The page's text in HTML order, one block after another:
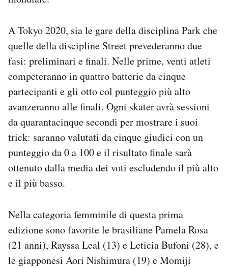
A Tokyo 2020, sia le gare della disciplina Park che
quelle della discipline Street prevederanno due
fasi: preliminari e finali. Nelle prime, venti atleti
competeranno in quattro batterie da cinque
partecipanti e gli otto col punteggio più alto
avanzeranno alle finali. Ogni skater avrà sessioni
da quarantacinque secondi per mostrare i suoi
trick: saranno valutati da cinque giudici con un
punteggio da 0 a 100 e il risultato finale sarà
ottenuto dalla media dei voti escludendo il più alto
e il più basso.
Nella categoria femminile di questa prima
edizione sono favorite le brasiliane Pamela Rosa
(21 anni), Rayssa Leal (13) e Leticia Bufoni (28), e
le giapponesi Aori Nishimura (19) e Momiji